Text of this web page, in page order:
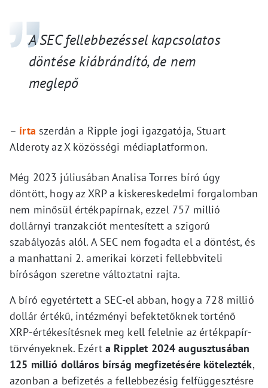
A SEC fellebbezéssel kapcsolatos
döntése kiábrándító, de nem
meglepő
– írta szerdán a Ripple jogi igazgatója, Stuart
Alderoty az X közösségi médiaplatformon.
Még 2023 júliusában Analisa Torres bíró úgy
döntött, hogy az XRP a kiskereskedelmi forgalomban
nem minősül értékpapírnak, ezzel 757 millió
dollárnyi tranzakciót mentesített a szigorú
szabályozás alól. A SEC nem fogadta el a döntést, és
a manhattani 2. amerikai körzeti fellebbviteli
bíróságon szeretne változtatni rajta.
A bíró egyetértett a SEC-el abban, hogy a 728 millió
dollár értékű, intézményi befektetőknek történő
XRP-értékesítésnek meg kell felelnie az értékpapír-
törvényeknek. Ezért a Ripplet 2024 augusztusában
125 millió dolláros bírság megfizetésére kötelezték,
azonban a befizetés a fellebbezésig felfüggesztésre